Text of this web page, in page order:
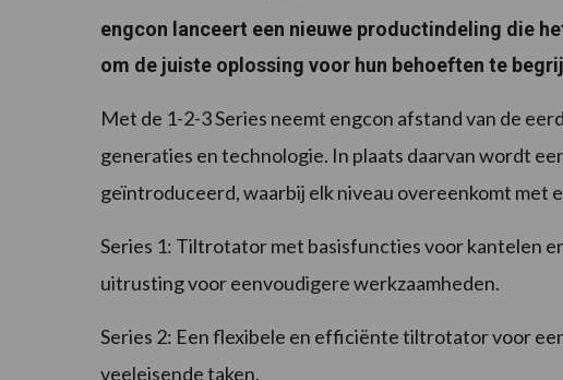
engcon lanceert een nieuwe productindeling die
om de juiste oplossing voor hun behoeften te
Met de 1-2-3 Series neemt engcon afstand van de
generaties en technologie. In plaats daarvan wordt
geïntroduceerd, waarbij elk niveau overeenkomt met
Series 1: Tiltrotator met basisfuncties voor kantelen
uitrusting voor eenvoudigere werkzaamheden.
Series 2: Een flexibele en efficiënte tiltrotator voor
veeleisende taken.